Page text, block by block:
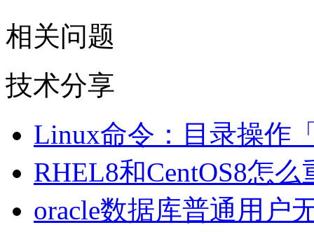
相关问题
技术分享
Linux命令：目录操作
RHEL8和CentOS8怎
oracle数据库普通用户